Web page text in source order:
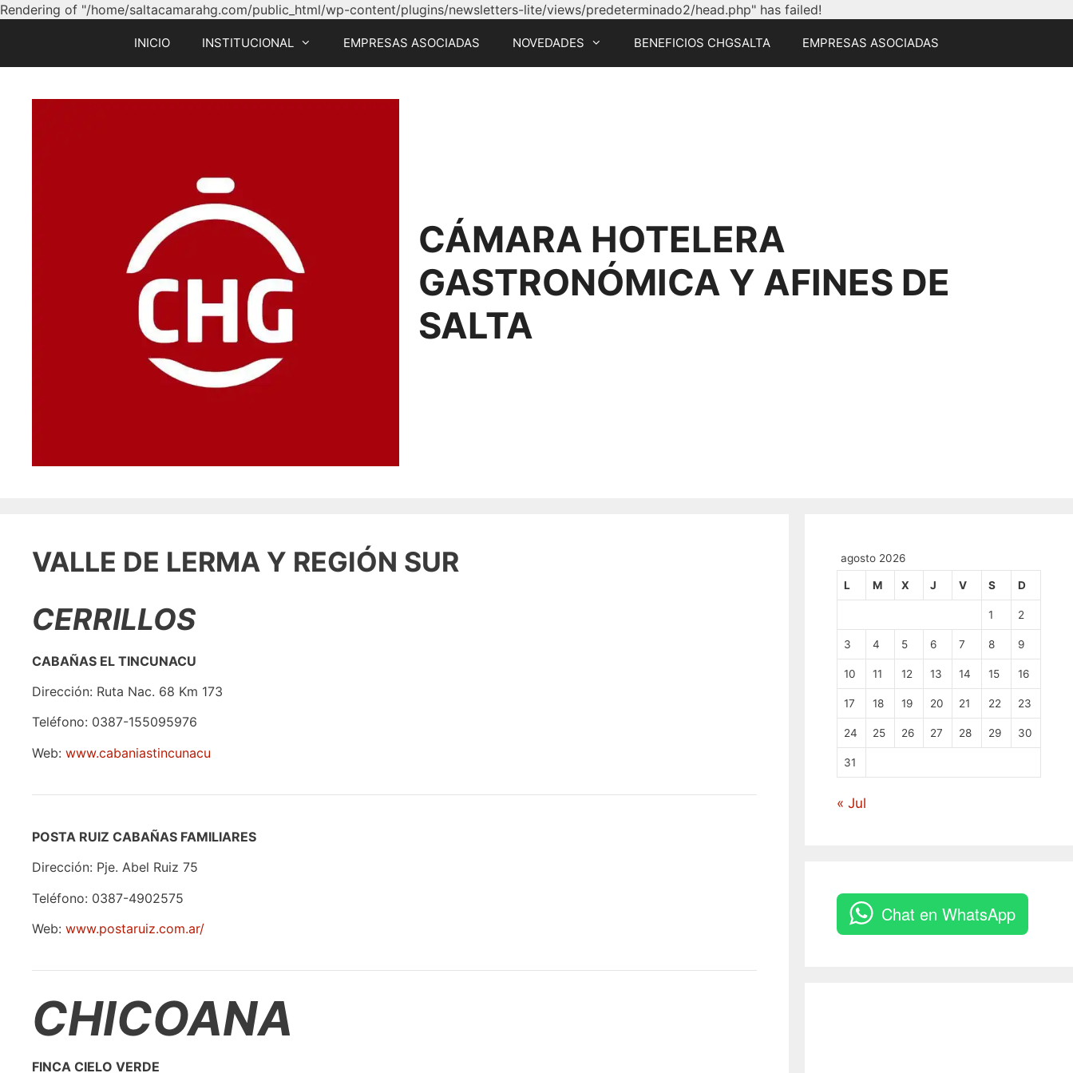
Rendering of "/home/saltacamarahg.com/public_html/wp-content/plugins/newsletters-lite/views/predeterminado2/head.php" has failed!
INICIO INSTITUCIONAL EMPRESAS ASOCIADAS NOVEDADES BENEFICIOS CHGSALTA EMPRESAS ASOCIADAS
CÁMARA HOTELERA
GASTRONÓMICA Y AFINES DE
SALTA
VALLE DE LERMA Y REGIÓN SUR
CERRILLOS
CABAÑAS EL TINCUNACU
Dirección: Ruta Nac. 68 Km 173
Teléfono: 0387-155095976
Web: www.cabaniastincunacu
POSTA RUIZ CABAÑAS FAMILIARES
Dirección: Pje. Abel Ruiz 75
Teléfono: 0387-4902575
Web: www.postaruiz.com.ar/
CHICOANA
FINCA CIELO VERDE
agosto 2026
L M X J V S D
1 2
3 4 5 6 7 8 9
10 11 12 13 14 15 16
17 18 19 20 21 22 23
24 25 26 27 28 29 30
31
« Jul
Chat en WhatsApp